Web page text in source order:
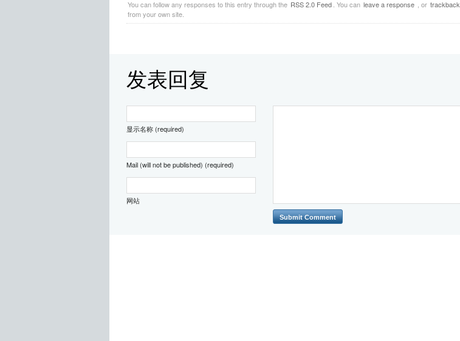
You can follow any responses to this entry through the RSS 2.0 Feed . You can leave a response , or trackback
from your own site.
发表回复
显示名称 (required)
Mail (will not be published) (required)
网站